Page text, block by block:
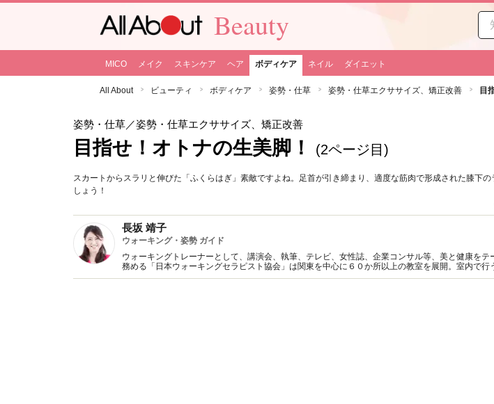
Beauty
MICO メイク スキンケア ヘア ボディケア ネイル ダイエット
All About ビューティ ボディケア 姿勢・仕草 姿勢・仕草エクササイズ、矯正改善 目
姿勢・仕草／姿勢・仕草エクササイズ、矯正改善
目指せ！オトナの生美脚！ (2ページ目)
スカートからスラリと伸びた「ふくらはぎ」素敵ですよね。足首が引き締まり、適度な筋肉で形成された膝下の
しょう！
長坂 靖子
ウォーキング・姿勢 ガイド
ウォーキングトレーナーとして、講演会、執筆、テレビ、女性誌、企業コンサル等、美と健康をテ
務める「日本ウォーキングセラピスト協会」は関東を中心に６０か所以上の教室を展開。室内で行
屋外で行うウォーキング教室とバリエーション豊かなカリキュラムにフアンも多い。